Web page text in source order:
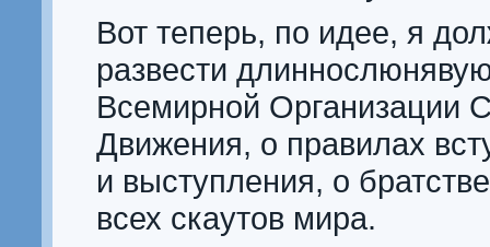
Вот теперь, по идее, я
развести
Всемирной Организации
Движения, о правилах
и выступления, о
всех скаутов мира.